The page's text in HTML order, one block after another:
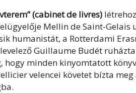
(cabinet de livres)
Mellin de Saint-
humanistát, a Rotterdami
Guillaume Budét
minden kinyomtatott
velencei követet bízta